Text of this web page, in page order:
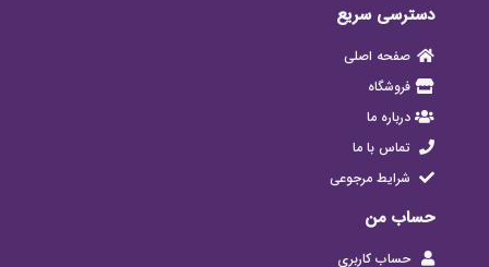
دسترسی سریع
صفحه اصلی
فروشگاه
درباره ما
تماس با ما
شرایط مرجوعی
حساب من
حساب کاربری